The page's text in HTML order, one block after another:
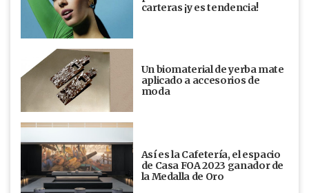
carteras ¡y es tendencia!
Un biomaterial de yerba mate
aplicado a accesorios de
moda
Así es la Cafetería, el espacio
de Casa FOA 2023 ganador de
la Medalla de Oro